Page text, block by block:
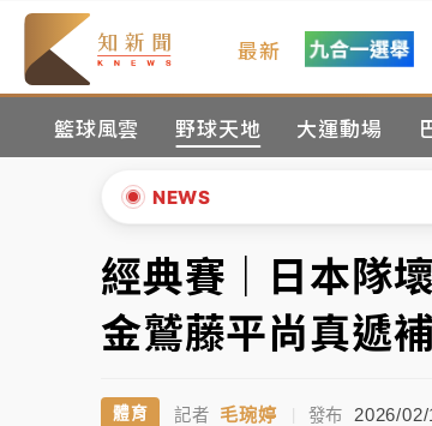
最新
籃球風雲 野球天地 大運動場
NEWS
日職｜ 林安可狀態正好卻因左膝
韓股最壞時期已過？大摩估去槓
「白海豚」雨炸新北！通報109
白海豚挾豪雨狂炸新北！時雨量
日職｜ 林安可狀態正好卻因左膝
▲
▼
經典賽｜日本隊
金鷲藤平尚真遞補
體育 記者 毛琬婷 | 發布 2026/